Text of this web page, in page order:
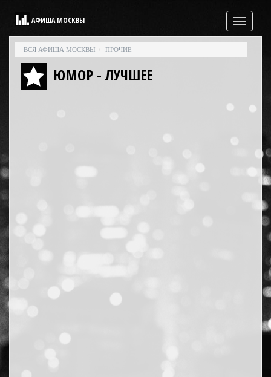
Свернутая
навигация
АФИША МОСКВЫ
ВСЯ АФИША МОСКВЫ ПРОЧИЕ
ЮМОР - ЛУЧШЕЕ